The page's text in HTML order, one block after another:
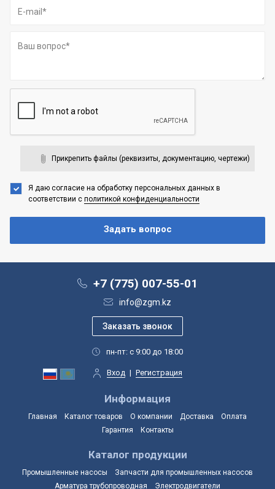
Прикрепить файлы (реквизиты, документацию, чертежи)
Я даю согласие на обработку персональных данных в
соответствии с политикой конфиденциальности
+7 (775) 007-55-01
info@zgm.kz
пн-пт: с 9:00 до 18:00
Вход | Регистрация
Информация
Главная Каталог товаров О компании Доставка
Оплата
Гарантия
Контакты
Каталог продукции
Промышленные насосы
Запчасти для промышленных насосов
Арматура трубопроводная
Электродвигатели